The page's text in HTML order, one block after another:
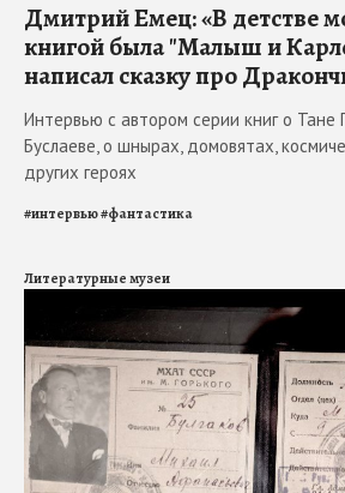
Дмитрий Емец: «В детстве
книгой была "Малыш и
написал сказку про
Интервью с автором серии книг о
Буслаеве, о шнырах, домовятах,
других героях
#интервью#фантастика
Литературные музеи